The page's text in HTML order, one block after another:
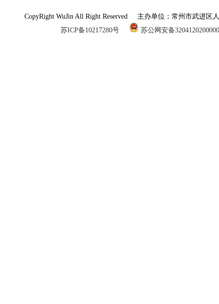
CopyRight WuJin All Right Reserved 主办单位：常州市武进
苏ICP备10217280号
苏公网安备